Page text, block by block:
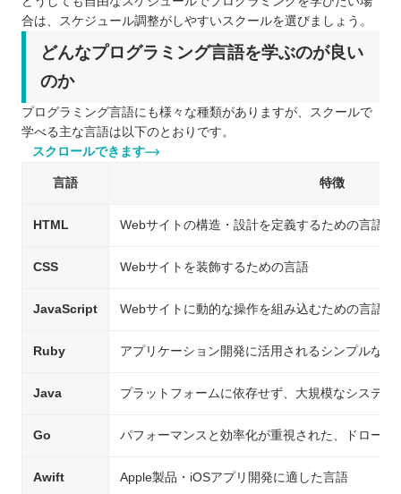
合は、スケジュール調整がしやすいスクールを選びましょう。
どんなプログラミング言語を学ぶのが良い
のか
プログラミング言語にも様々な種類がありますが、スクールで
学べる主な言語は以下のとおりです。
スクロールできます
言語 特徴
HTML Webサイトの構造・設計を定義するための言語
CSS Webサイトを装飾するための言語
JavaScript Webサイトに動的な操作を組み込むための言語
Ruby アプリケーション開発に活用されるシンプルな言
Java プラットフォームに依存せず、大規模なシステ
Go パフォーマンスと効率化が重視された、ドロー
Awift Apple製品・iOSアプリ開発に適した言語